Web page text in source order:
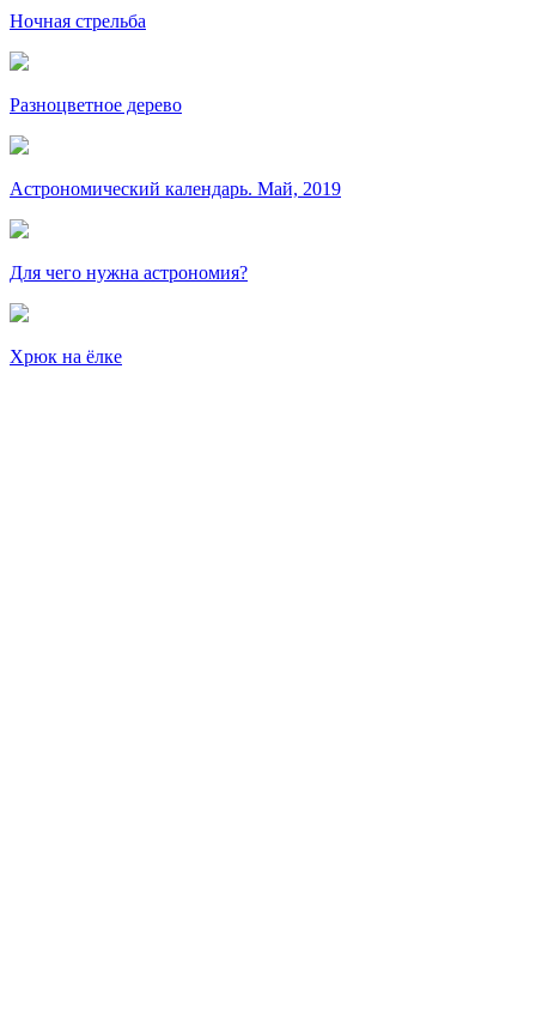
Ночная стрельба
Разноцветное дерево
Астрономический календарь. Май, 2019
Для чего нужна астрономия?
Хрюк на ёлке